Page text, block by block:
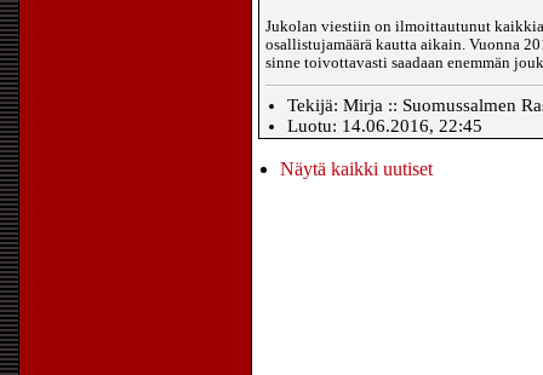
Jukolan viestiin on ilmoittautunut
osallistujamäärä kautta aikain. Vuonna
sinne toivottavasti saadaan enemmän
Tekijä: Mirja :: Suomussalmen
Luotu: 14.06.2016, 22:45
Näytä kaikki uutiset